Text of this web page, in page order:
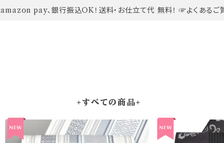
amazon pay、銀行振込OK！送料・お仕立て代 無料！ ☞よくあるご
+すべての商品+